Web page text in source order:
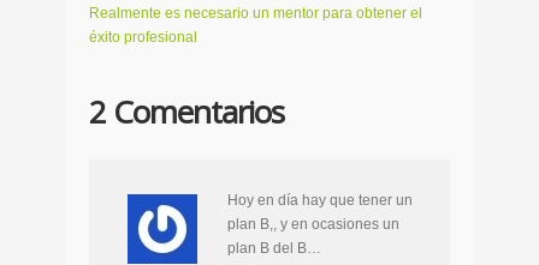
Realmente es necesario un mentor para obtener el
éxito profesional
2 Comentarios
Hoy en día hay que tener un
plan B,, y en ocasiones un
plan B del B…